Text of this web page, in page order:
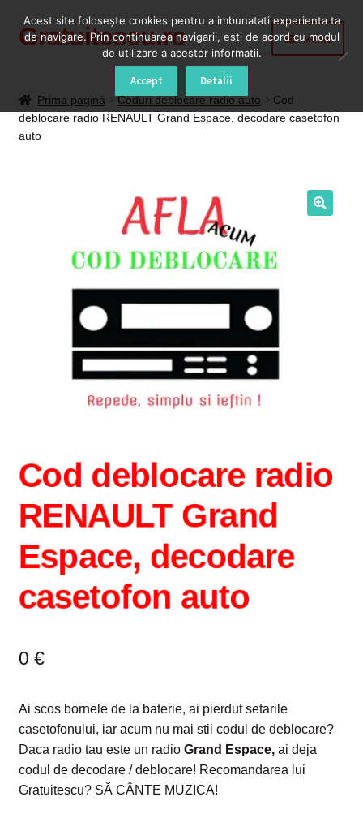
Sari
Sari
Gratuitescu.ro Meniu
Blog
Contul meu
Intrebari si raspunsuri
Plată
Politica de utilizare cookie
Privacy Policy
Prima pagină Coduri deblocare radio auto
Cod
deblocare radio RENAULT Grand Espace, decodare casetofon
auto
Cod deblocare radio
RENAULT Grand
Espace, decodare
casetofon auto
0 €
Ai scos bornele de la baterie, ai pierdut setarile
casetofonului, iar acum nu mai stii codul de deblocare?
Daca radio tau este un radioGrand Espace,ai deja
codul de decodare / deblocare! Recomandarea lui
Gratuitescu? SĂ CÂNTE MUZICA!
Acest site foloseşte cookies pentru a imbunatati experienta ta
de navigare. Prin continuarea navigarii, esti de acord cu modul
de utilizare a acestor informatii.
Accept Detalii